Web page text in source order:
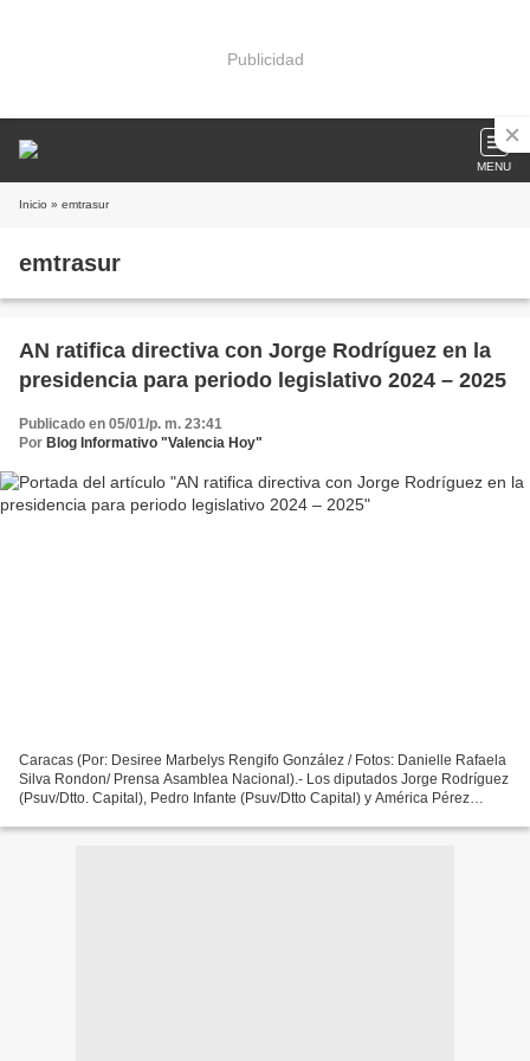
Publicidad
MENU
Inicio » emtrasur
emtrasur
AN ratifica directiva con Jorge Rodríguez en la
presidencia para periodo legislativo 2024 – 2025
Publicado en 05/01/p. m. 23:41
Por Blog Informativo "Valencia Hoy"
Caracas (Por: Desiree Marbelys Rengifo González / Fotos: Danielle Rafaela
Silva Rondon/ Prensa Asamblea Nacional).- Los diputados Jorge Rodríguez
(Psuv/Dtto. Capital), Pedro Infante (Psuv/Dtto Capital) y América Pérez